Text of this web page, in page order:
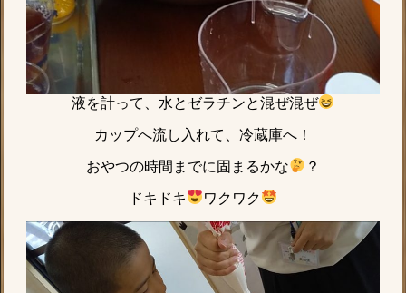
液を計って、水とゼラチンと混ぜ混ぜ
カップへ流し入れて、冷蔵庫へ！
おやつの時間までに固まるかな ？
ドキドキ ワクワク